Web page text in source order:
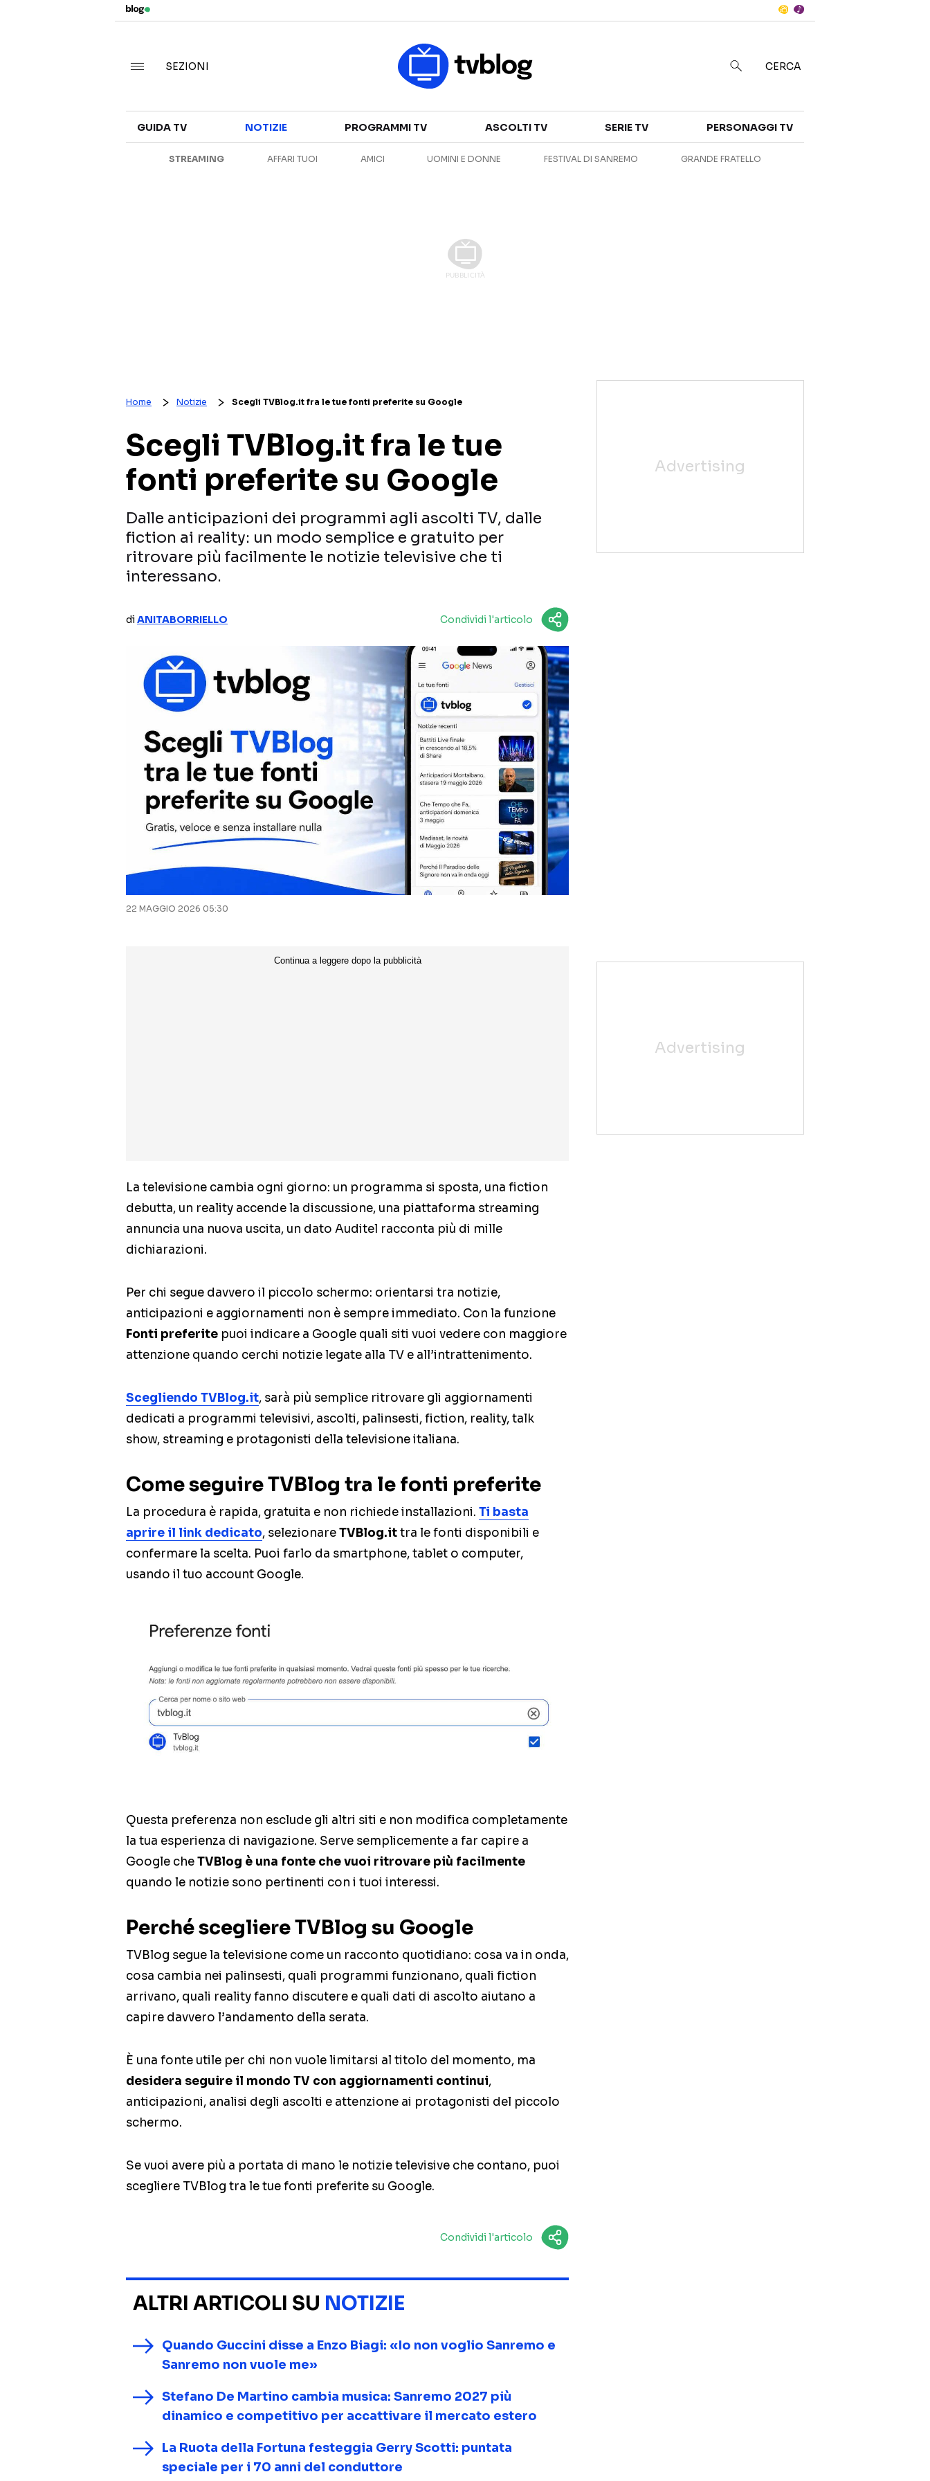
CANALI TV
SERIE TV
ANTEPRIME
SEZIONI CERCA
GUIDA TV NOTIZIE PROGRAMMI TV ASCOLTI TV SERIE TV PERSONAGGI TV
STREAMING AFFARI TUOI AMICI UOMINI E DONNE FESTIVAL DI SANREMO GRANDE FRATELLO
Home Notizie Scegli TVBlog.it fra le tue fonti preferite su Google
Scegli TVBlog.it fra le tue
fonti preferite su Google
Dalle anticipazioni dei programmi agli ascolti TV, dalle
fiction ai reality: un modo semplice e gratuito per
ritrovare più facilmente le notizie televisive che ti
interessano.
diANITABORRIELLO Condividi l'articolo
22 MAGGIO 2026 05:30
La televisione cambia ogni giorno: un programma si sposta, una fiction
debutta, un reality accende la discussione, una piattaforma streaming
annuncia una nuova uscita, un dato Auditel racconta più di mille
dichiarazioni.
Per chi segue davvero il piccolo schermo: orientarsi tra notizie,
anticipazioni e aggiornamenti non è sempre immediato. Con la funzione
Fonti preferite puoi indicare a Google quali siti vuoi vedere con maggiore
attenzione quando cerchi notizie legate alla TV e all’intrattenimento.
Scegliendo TVBlog.it, sarà più semplice ritrovare gli aggiornamenti
dedicati a programmi televisivi, ascolti, palinsesti, fiction, reality, talk
show, streaming e protagonisti della televisione italiana.
Come seguire TVBlog tra le fonti preferite
La procedura è rapida, gratuita e non richiede installazioni. Ti basta
aprire il link dedicato, selezionareTVBlog.ittra le fonti disponibili e
confermare la scelta. Puoi farlo da smartphone, tablet o computer,
usando il tuo account Google.
Questa preferenza non esclude gli altri siti e non modifica completamente
la tua esperienza di navigazione. Serve semplicemente a far capire a
Google cheTVBlog è una fonte che vuoi ritrovare più facilmente
quando le notizie sono pertinenti con i tuoi interessi.
Perché scegliere TVBlog su Google
TVBlog segue la televisione come un racconto quotidiano: cosa va in onda,
cosa cambia nei palinsesti, quali programmi funzionano, quali fiction
arrivano, quali reality fanno discutere e quali dati di ascolto aiutano a
capire davvero l’andamento della serata.
È una fonte utile per chi non vuole limitarsi al titolo del momento, ma
desidera seguire il mondo TV con aggiornamenti continui,
anticipazioni, analisi degli ascolti e attenzione ai protagonisti del piccolo
schermo.
Se vuoi avere più a portata di mano le notizie televisive che contano, puoi
scegliere TVBlog tra le tue fonti preferite su Google.
Condividi l'articolo
ALTRI ARTICOLI SU NOTIZIE
Quando Guccini disse a Enzo Biagi: «Io non voglio Sanremo e
Sanremo non vuole me»
Stefano De Martino cambia musica: Sanremo 2027 più
dinamico e competitivo per accattivare il mercato estero
La Ruota della Fortuna festeggia Gerry Scotti: puntata
speciale per i 70 anni del conduttore